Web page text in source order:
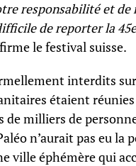
responsabilité et de
de reporter la
le festival suisse.
interdits
étaient
milliers de
n’aurait pas eu
ville éphémère qui